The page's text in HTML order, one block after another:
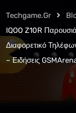
Techgame.gr
IQOO Z10R
Διαφορετικό
– Ειδήσεις